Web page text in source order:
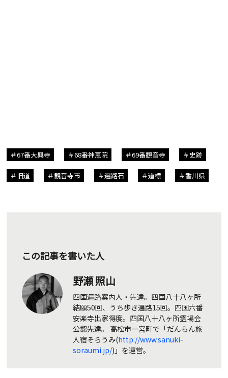
67番大興寺 68番神恵院 69番観音寺 史跡
旧道 観音寺市 遍路石 道標 香川県
この記事を書いた人
野瀬 照山
四国遍路案内人・先達。四国八十八ヶ所
結願50回、うち歩き遍路15回。四国六番
安楽寺出家得度。四国八十八ヶ所霊場会
公認先達。 高松市一宮町で「だんらん旅
人宿そらうみ(http://www.sanuki-
soraumi.jp/)」を運営。